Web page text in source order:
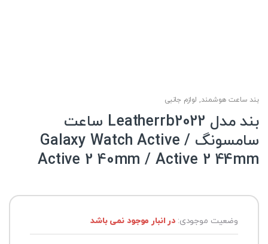
بند ساعت هوشمند, لوازم جانبی
بند مدل Leatherrb2022 ساعت
سامسونگ Galaxy Watch Active /
Active 2 40mm / Active 2 44mm
وضعیت موجودی:در انبار موجود نمی باشد